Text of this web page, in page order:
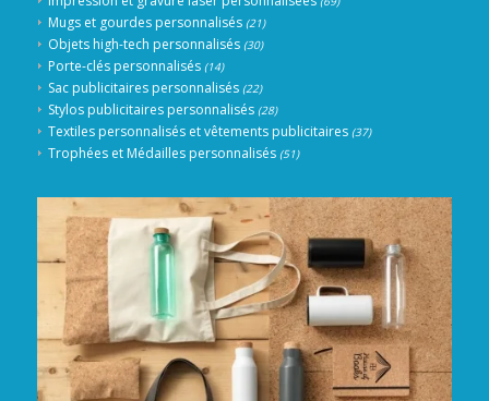
Mugs et gourdes personnalisés (21)
Objets high-tech personnalisés (30)
Porte-clés personnalisés (14)
Sac publicitaires personnalisés (22)
Stylos publicitaires personnalisés (28)
Textiles personnalisés et vêtements publicitaires (37)
Trophées et Médailles personnalisés (51)